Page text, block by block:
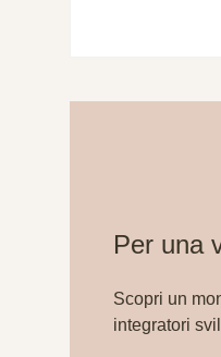
Per una
Scopri un
integratori